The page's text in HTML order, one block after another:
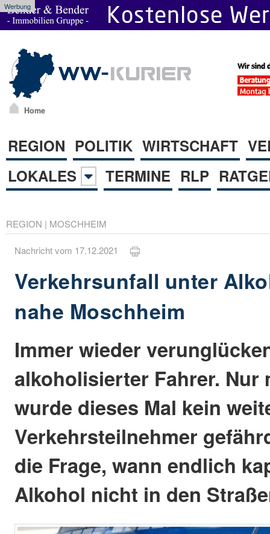
Werbung
Home
REGION POLITIK WIRTSCHAFT
LOKALES
TERMINE RLP
REGION | MOSCHHEIM
Nachricht vom 17.12.2021
Verkehrsunfall unter
nahe Moschheim
Immer wieder
alkoholisierter Fahrer. Nur
wurde dieses Mal kein
Verkehrsteilnehmer
die Frage, wann endlich
Alkohol nicht in den